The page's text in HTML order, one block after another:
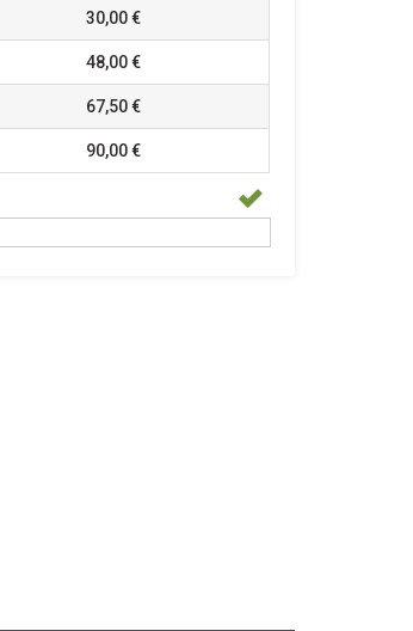
30,00 €
48,00 €
67,50 €
90,00 €